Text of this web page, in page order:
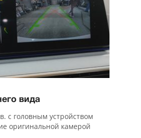
вида
с головным устройством
оригинальной камерой